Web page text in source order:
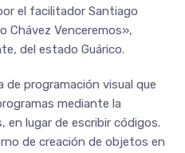
el facilitador Santiago
Chávez Venceremos»,
del estado Guárico.
de programación visual que
mediante la
en lugar de escribir códigos.
de creación de objetos en